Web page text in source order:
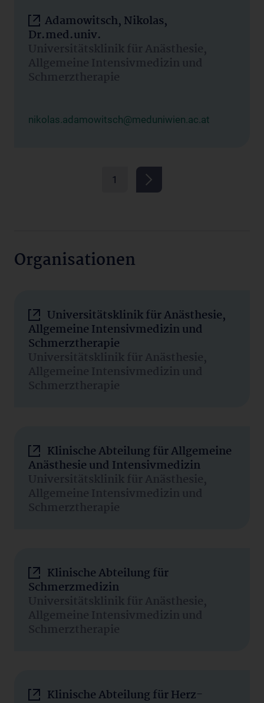
Adamowitsch, Nikolas,
Dr.med.univ.
Universitätsklinik für Anästhesie,
Allgemeine Intensivmedizin und
Schmerztherapie
nikolas.adamowitsch@meduniwien.ac.at
1
Organisationen
Universitätsklinik für Anästhesie,
Allgemeine Intensivmedizin und
Schmerztherapie
Universitätsklinik für Anästhesie,
Allgemeine Intensivmedizin und
Schmerztherapie
Klinische Abteilung für Allgemeine
Anästhesie und Intensivmedizin
Universitätsklinik für Anästhesie,
Allgemeine Intensivmedizin und
Schmerztherapie
Klinische Abteilung für
Schmerzmedizin
Universitätsklinik für Anästhesie,
Allgemeine Intensivmedizin und
Schmerztherapie
Klinische Abteilung für Herz-